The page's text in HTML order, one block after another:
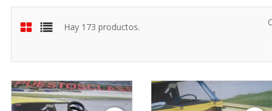
Hay 173 productos.